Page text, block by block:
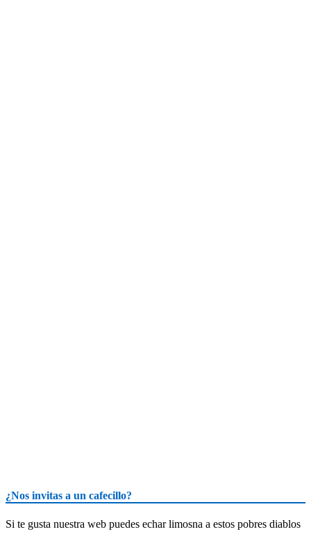
¿Nos invitas a un cafecillo?
Si te gusta nuestra web puedes echar limosna a estos pobres diablos